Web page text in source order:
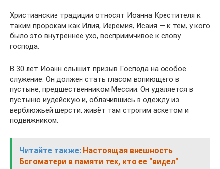
Христианские традиции относят Иоанна Крестителя к
таким пророкам как Илия, Иеремия, Исаия — к тем, у кого
было это внутреннее ухо, восприимчивое к слову
господа.
В 30 лет Иоанн слышит призыв Господа на особое
служение. Он должен стать гласом вопиющего в
пустыне, предшественником Мессии. Он удаляется в
пустыню иудейскую и, облачившись в одежду из
верблюжьей шерсти, живёт там строгим аскетом и
подвижником.
Читайте также: Настоящая внешность
Богоматери в памяти тех, кто ее "видел"